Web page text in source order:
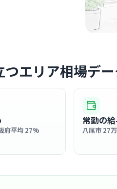
エリア相場デー
府平均 27%
常勤の
八尾市 27